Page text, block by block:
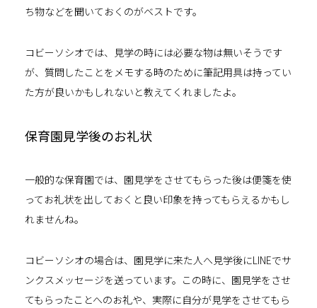
ち物などを聞いておくのがベストです。
コビーソシオでは、見学の時には必要な物は無いそうです
が、質問したことをメモする時のために筆記用具は持ってい
た方が良いかもしれないと教えてくれましたよ。
保育園見学後のお礼状
一般的な保育園では、園見学をさせてもらった後は便箋を使
ってお礼状を出しておくと良い印象を持ってもらえるかもし
れませんね。
コビーソシオの場合は、園見学に来た人へ見学後にLINEでサ
ンクスメッセージを送っています。この時に、園見学をさせ
てもらったことへのお礼や、実際に自分が見学をさせてもら